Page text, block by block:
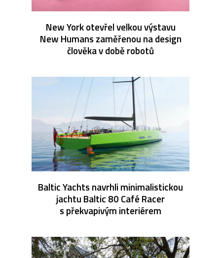
New York otevřel velkou výstavu
New Humans zaměřenou na design
člověka v době robotů
Baltic Yachts navrhli minimalistickou
jachtu Baltic 80 Café Racer
s překvapivým interiérem